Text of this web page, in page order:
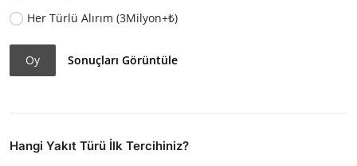
Her Türlü Alırım (3Milyon+₺)
Oy Sonuçları Görüntüle
Hangi Yakıt Türü İlk Tercihiniz?